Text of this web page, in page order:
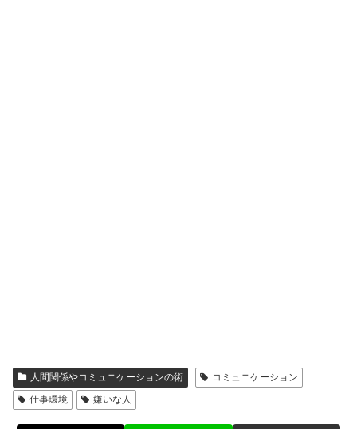
人間関係やコミュニケーションの術
コミュニケーション
仕事環境
嫌いな人